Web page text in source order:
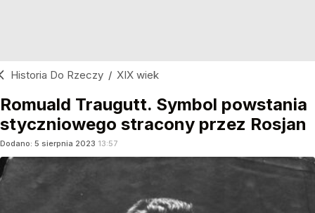
Historia Do Rzeczy / XIX wiek
Romuald Traugutt. Symbol powstania
styczniowego stracony przez Rosjan
Dodano: 5 sierpnia 2023 13:57